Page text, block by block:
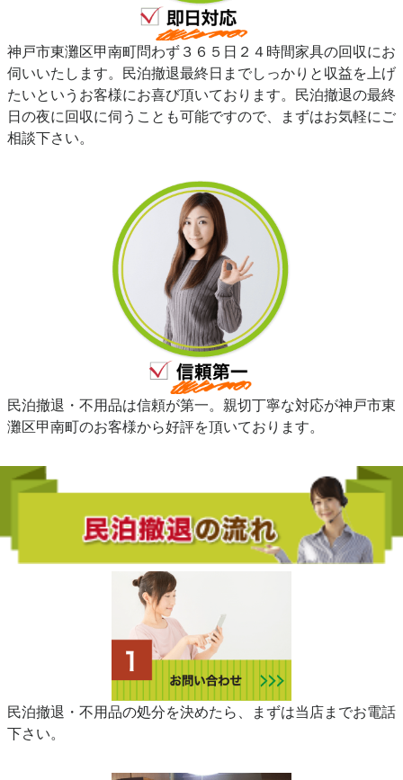
神戸市東灘区甲南町問わず３６５日２４時間家具の回収にお
伺いいたします。民泊撤退最終日までしっかりと収益を上げ
たいというお客様にお喜び頂いております。民泊撤退の最終
日の夜に回収に伺うことも可能ですので、まずはお気軽にご
相談下さい。
民泊撤退・不用品は信頼が第一。親切丁寧な対応が神戸市東
灘区甲南町のお客様から好評を頂いております。
民泊撤退・不用品の処分を決めたら、まずは当店までお電話
下さい。